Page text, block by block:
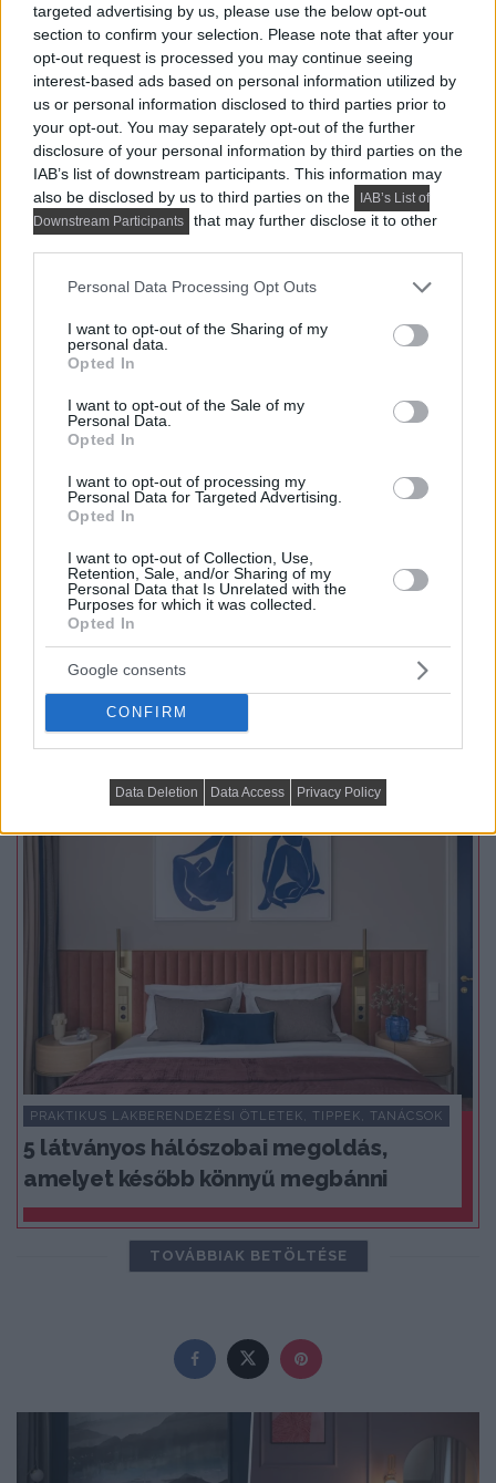
targeted advertising by us, please use the below opt-out
section to confirm your selection. Please note that after your
opt-out request is processed you may continue seeing
interest-based ads based on personal information utilized by
us or personal information disclosed to third parties prior to
your opt-out. You may separately opt-out of the further
disclosure of your personal information by third parties on the
IAB’s list of downstream participants. This information may
also be disclosed by us to third parties on the
IAB’s List of
Downstream Participants
that may further disclose it to other
Please note that this website/app uses one or more Google
not limited to your visit or usage behaviour. You may click to
grant or deny consent to Google and its third-party tags to
use your data for below specified purposes in below Google
consent section.
Personal Data Processing Opt Outs
I want to opt-out of the Sharing of my
personal data.
Opted In
I want to opt-out of the Sale of my
Personal Data.
Opted In
I want to opt-out of processing my
Personal Data for Targeted Advertising.
Opted In
I want to opt-out of Collection, Use,
Retention, Sale, and/or Sharing of my
Personal Data that Is Unrelated with the
Purposes for which it was collected.
Opted In
Google consents
CONFIRM
Data Deletion Data Access Privacy Policy
A 74 m²-es, háromszobás lakást egy hölgy
megbízásából rendezte be a tervező, a tulajdonos
tizenéves...
HÁZAK, ENTERIŐRÖK - INSPIRÁCIÓ KÉPEKBEN
alakítani: így oldották meg 73 m²-en
Egy 73 m²-es lakásban három különálló hálószobát,
nappalit, kompakt konyhát, két gardróbot, mosókonyhát
és két...
TOVÁBBIAK BETÖLTÉSE
Praktikus lakberendezési ötletek
PRAKTIKUS LAKBERENDEZÉSI ÖTLETEK, TIPPEK, TANÁCSOK
5 látványos hálószobai megoldás,
amelyet később könnyű megbánni
TOVÁBBIAK BETÖLTÉSE